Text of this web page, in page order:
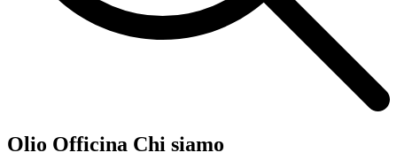
Olio Officina Chi siamo